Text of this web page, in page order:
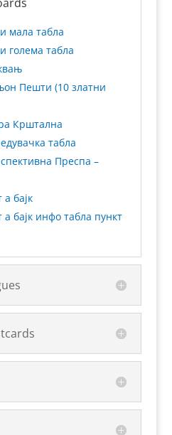
мала табла
голема табла
Пешти (10 златни
Крштална
табла
Преспа –
бајк
а бајк инфо табла пункт